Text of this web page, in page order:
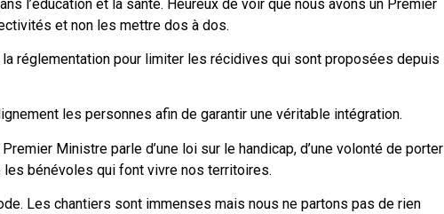
l’éducation et la santé. Heureux de voir que nous avons un Premier
et non les mettre dos à dos.
réglementation pour limiter les récidives qui sont proposées depuis
les personnes afin de garantir une véritable intégration.
Ministre parle d’une loi sur le handicap, d’une volonté de porter
bénévoles qui font vivre nos territoires.
Les chantiers sont immenses mais nous ne partons pas de rien